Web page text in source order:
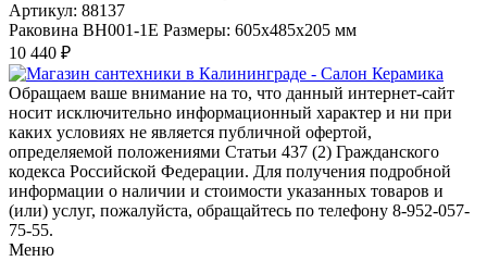
Артикул: 88137
Раковина ВН001-1Е Размеры: 605х485х205 мм
10 440 ₽
Обращаем ваше внимание на то, что данный интернет-сайт
носит исключительно информационный характер и ни при
каких условиях не является публичной офертой,
определяемой положениями Статьи 437 (2) Гражданского
кодекса Российской Федерации. Для получения подробной
информации о наличии и стоимости указанных товаров и
(или) услуг, пожалуйста, обращайтесь по телефону 8-952-057-
75-55.
Меню